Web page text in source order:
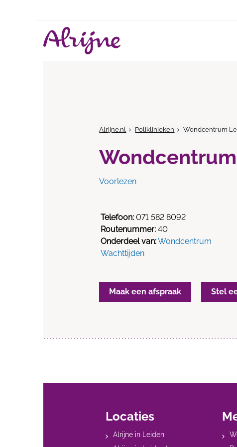
Alrijne.nl Poliklinieken Wondcentrum
Voorlezen
Telefoon: 071 582 8092
Routenummer: 40
Onderdeel van:Wondcentrum
Wachttijden
Maak een afspraak Stel
Locaties
Alrijne in Leiden